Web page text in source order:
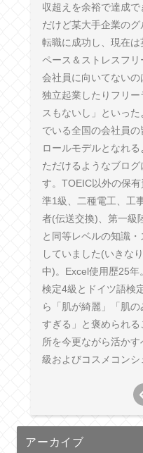
収超えを余裕で達成
だけど某大手企業の
転職に成功し、現在
ペース＆ストレスフ
会社員に向いてない
独立起業したりフリ
スもないし」といっ
でいる全国の会社員
ロールモデルとなれ
ただけるようなブロ
す。TOEIC以外の保
準1級、二種電工、工
者(伝送交換)、第一級
と同等レベルの知識
していました(いきな
中)。Excel使用歴25
検定4級とドイツ語検
ら「肌が綺麗」「肌
すぎる」と褒められ
所を今更ながら活か
級およびコスメコンシ
アーカイブ